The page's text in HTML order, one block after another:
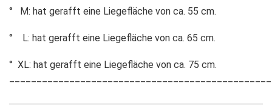
° M: hat gerafft eine Liegefläche von ca. 55 cm.
° L: hat gerafft eine Liegefläche von ca. 65 cm.
° XL: hat gerafft eine Liegefläche von ca. 75 cm.